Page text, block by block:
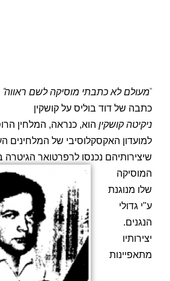
"מעולם לא כתבתי מוסיקה לשם ראווה"
כתבה של דוד בוליס על קושקין
ניקיטה קושקין הוא, כנראה, המלחין
למועדון האקסקלוסיבי של המלחינים
שיצירותיהם נכנסו לרפרטואר הגיטרה
המוסיקה
שלו מנוגנת
ע"י גדולי
הנגנים.
יצירותיו
מתאפיינות